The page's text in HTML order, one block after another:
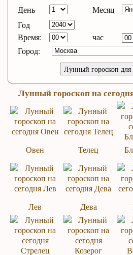
День
Месяц
Год
Время:
час
Город:
Лунный гороскоп на
Овен Телец
Лев Дева